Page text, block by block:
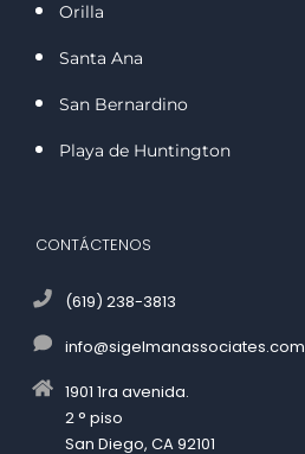
Orilla
Santa Ana
San Bernardino
Playa de Huntington
CONTÁCTENOS
(619) 238-3813
info@sigelmanassociates.com
1901 1ra avenida.
2 ° piso
San Diego, CA 92101